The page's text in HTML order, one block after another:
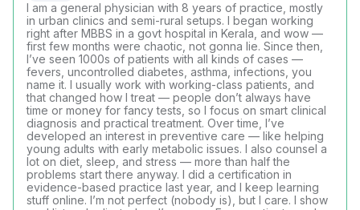
I am a general physician with 8 years of practice, mostly
in urban clinics and semi-rural setups. I began working
right after MBBS in a govt hospital in Kerala, and wow —
first few months were chaotic, not gonna lie. Since then,
I’ve seen 1000s of patients with all kinds of cases —
fevers, uncontrolled diabetes, asthma, infections, you
name it. I usually work with working-class patients, and
that changed how I treat — people don’t always have
time or money for fancy tests, so I focus on smart clinical
diagnosis and practical treatment. Over time, I’ve
developed an interest in preventive care — like helping
young adults with early metabolic issues. I also counsel a
lot on diet, sleep, and stress — more than half the
problems start there anyway. I did a certification in
evidence-based practice last year, and I keep learning
stuff online. I’m not perfect (nobody is), but I care. I show